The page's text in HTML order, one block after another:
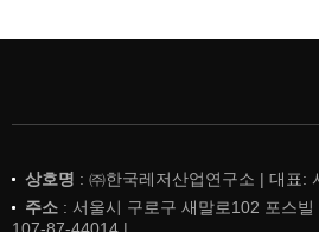
상호명 : ㈜한국레저산업연구소 | 대표:
주소 : 서울시 구로구 새말로102 포스
107-87-44014 |